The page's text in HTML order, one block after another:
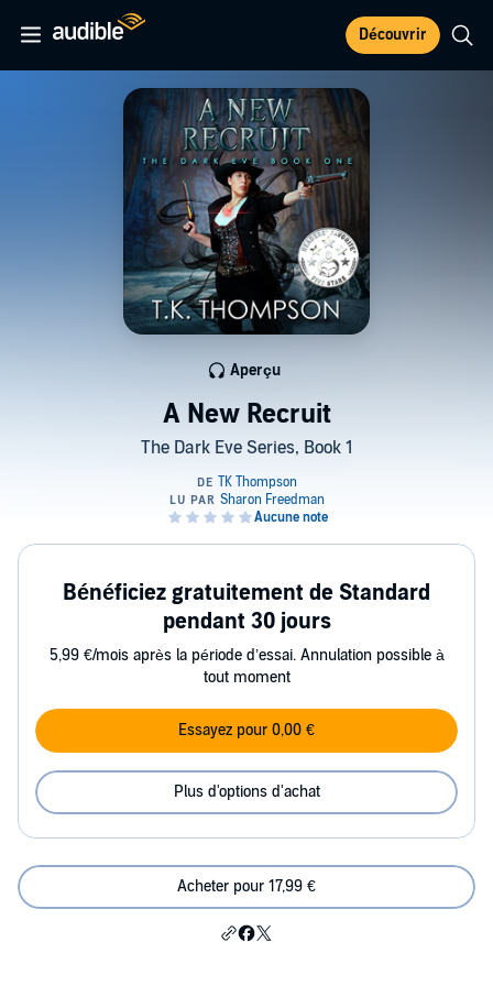
Découvrir
A New Recruit
The Dark Eve Series, Book 1
Aperçu
Bénéficiez gratuitement de Standard
pendant 30 jours
5,99 €/mois après la période d’essai. Annulation possible à
tout moment
Essayez pour 0,00 €
Plus d'options d'achat
Acheter pour 17,99 €